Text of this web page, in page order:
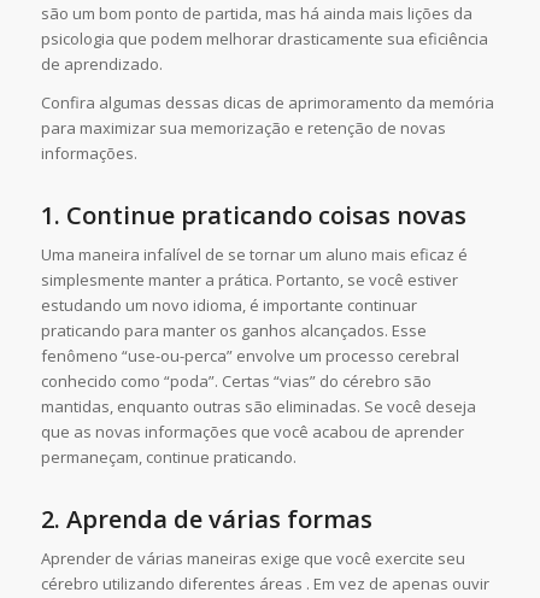
são um bom ponto de partida, mas há ainda mais lições da
psicologia que podem melhorar drasticamente sua eficiência
de aprendizado.
Confira algumas dessas dicas de aprimoramento da memória
para maximizar sua memorização e retenção de novas
informações.
1. Continue praticando coisas novas
Uma maneira infalível de se tornar um aluno mais eficaz é
simplesmente manter a prática. Portanto, se você estiver
estudando um novo idioma, é importante continuar
praticando para manter os ganhos alcançados. Esse
fenômeno “use-ou-perca” envolve um processo cerebral
conhecido como “poda”. Certas “vias” do cérebro são
mantidas, enquanto outras são eliminadas. Se você deseja
que as novas informações que você acabou de aprender
permaneçam, continue praticando.
2. Aprenda de várias formas
Aprender de várias maneiras exige que você exercite seu
cérebro utilizando diferentes áreas . Em vez de apenas ouvir